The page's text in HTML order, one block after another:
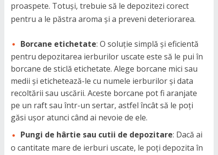
proaspete. Totuși, trebuie să le depozitezi corect
pentru a le păstra aroma și a preveni deteriorarea.
Borcane etichetate: O soluție simplă și eficientă
pentru depozitarea ierburilor uscate este să le pui în
borcane de sticlă etichetate. Alege borcane mici sau
medii și etichetează-le cu numele ierburilor și data
recoltării sau uscării. Aceste borcane pot fi aranjate
pe un raft sau într-un sertar, astfel încât să le poți
găsi ușor atunci când ai nevoie de ele.
Pungi de hârtie sau cutii de depozitare: Dacă ai
o cantitate mare de ierburi uscate, le poți depozita în